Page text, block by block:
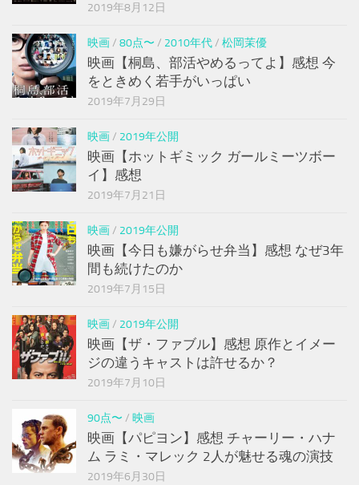
2019年8月12日
映画/ 80点〜 / 2010年代/ 松岡茉優
映画【桐島、部活やめるってよ】感想 今
をときめく若手がいっぱい
2019年7月29日
映画/ 2019年公開
映画【ホットギミック ガールミーツボー
イ】感想
2019年7月21日
映画/ 2019年公開
映画【今日も嫌がらせ弁当】感想 なぜ3年
間も続けたのか
2019年7月15日
映画/ 2019年公開
映画【ザ・ファブル】感想 原作とイメー
ジの違うキャストは許せるか？
2019年7月10日
90点〜 / 映画
映画【パピヨン】感想 チャーリー・ハナ
ム ラミ・マレック 2人が魅せる魂の演技
2019年6月30日